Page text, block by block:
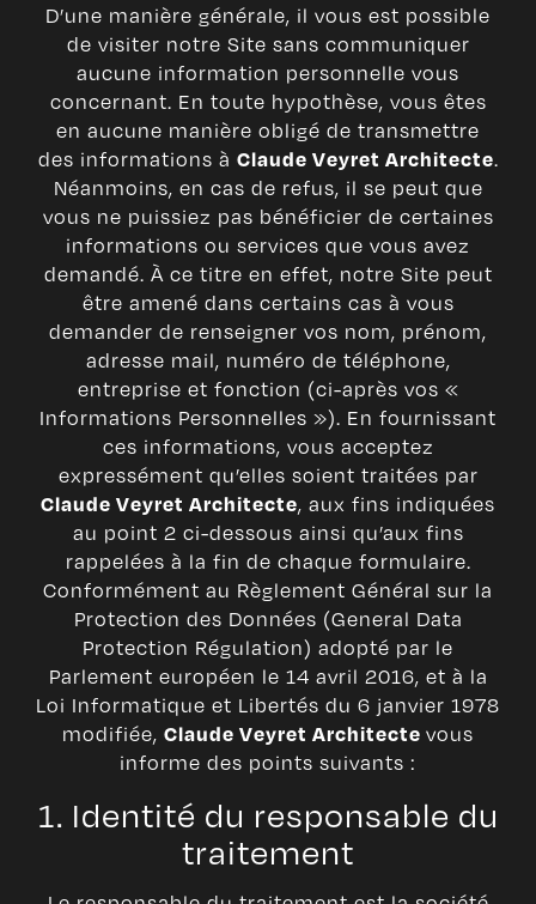
D’une manière générale, il vous est possible
de visiter notre Site sans communiquer
aucune information personnelle vous
concernant. En toute hypothèse, vous êtes
en aucune manière obligé de transmettre
des informations à Claude Veyret Architecte.
Néanmoins, en cas de refus, il se peut que
vous ne puissiez pas bénéficier de certaines
informations ou services que vous avez
demandé. À ce titre en effet, notre Site peut
être amené dans certains cas à vous
demander de renseigner vos nom, prénom,
adresse mail, numéro de téléphone,
entreprise et fonction (ci-après vos «
Informations Personnelles »). En fournissant
ces informations, vous acceptez
expressément qu’elles soient traitées par
Claude Veyret Architecte, aux fins indiquées
au point 2 ci-dessous ainsi qu’aux fins
rappelées à la fin de chaque formulaire.
Conformément au Règlement Général sur la
Protection des Données (General Data
Protection Régulation) adopté par le
Parlement européen le 14 avril 2016, et à la
Loi Informatique et Libertés du 6 janvier 1978
modifiée, Claude Veyret Architecte vous
informe des points suivants :
1. Identité du responsable du
traitement